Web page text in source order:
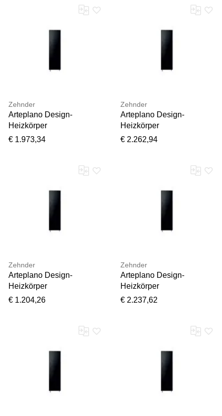
Zehnder
Arteplano Design-
Heizkörper
ZAP031046749000
€ 1.973,34
Zehnder
Arteplano Design-
Heizkörper
ZAN03210B549000
€ 2.262,94
Zehnder
Arteplano Design-
Heizkörper
ZAN03104GA49000
€ 1.204,26
Zehnder
Arteplano Design-
Heizkörper
ZAO03008G849000
€ 2.237,62